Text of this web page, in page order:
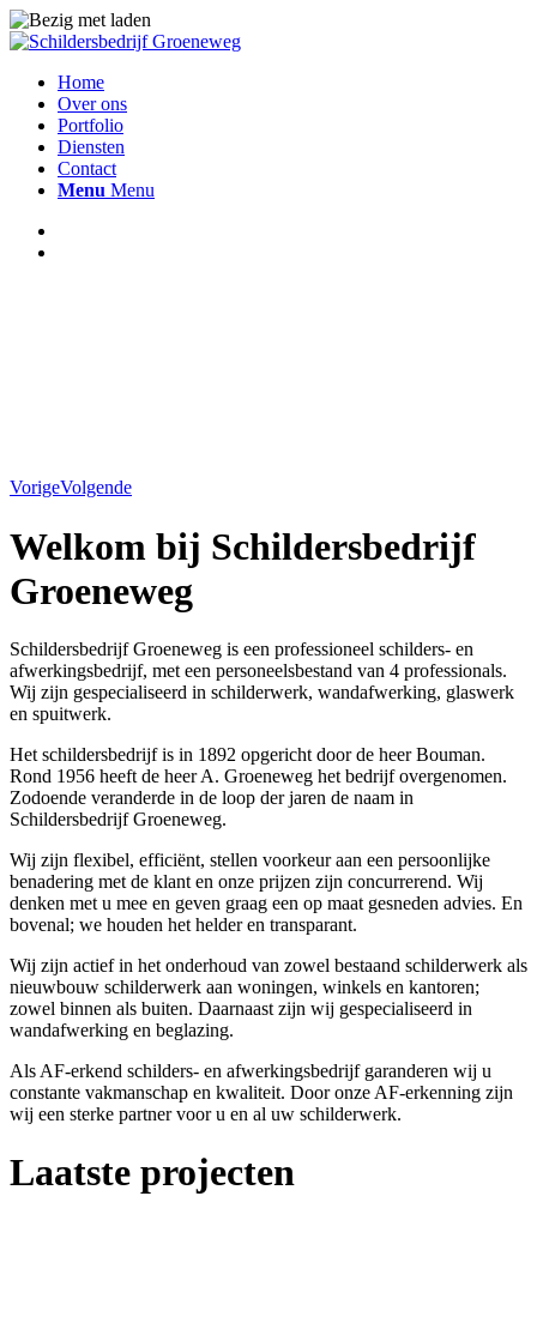
Home
Over ons
Portfolio
Diensten
Contact
Menu Menu
VorigeVolgende
Welkom bij Schildersbedrijf
Groeneweg
Schildersbedrijf Groeneweg is een professioneel schilders- en
afwerkingsbedrijf, met een personeelsbestand van 4 professionals.
Wij zijn gespecialiseerd in schilderwerk, wandafwerking, glaswerk
en spuitwerk.
Het schildersbedrijf is in 1892 opgericht door de heer Bouman.
Rond 1956 heeft de heer A. Groeneweg het bedrijf overgenomen.
Zodoende veranderde in de loop der jaren de naam in
Schildersbedrijf Groeneweg.
Wij zijn flexibel, efficiënt, stellen voorkeur aan een persoonlijke
benadering met de klant en onze prijzen zijn concurrerend. Wij
denken met u mee en geven graag een op maat gesneden advies. En
bovenal; we houden het helder en transparant.
Wij zijn actief in het onderhoud van zowel bestaand schilderwerk als
nieuwbouw schilderwerk aan woningen, winkels en kantoren;
zowel binnen als buiten. Daarnaast zijn wij gespecialiseerd in
wandafwerking en beglazing.
Als AF-erkend schilders- en afwerkingsbedrijf garanderen wij u
constante vakmanschap en kwaliteit. Door onze AF-erkenning zijn
wij een sterke partner voor u en al uw schilderwerk.
Laatste projecten